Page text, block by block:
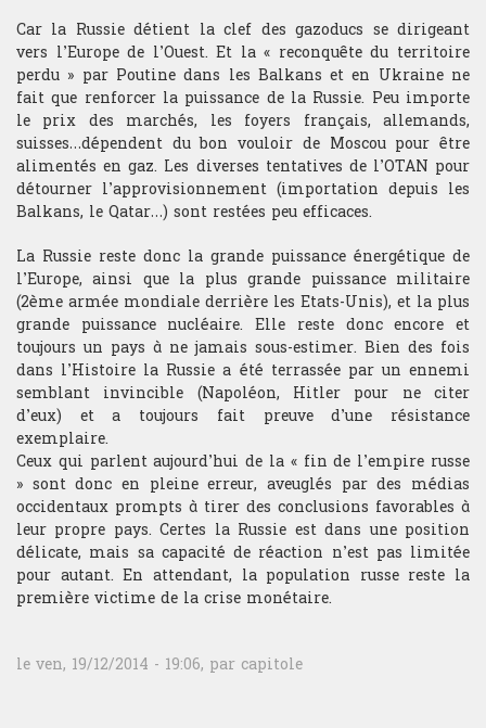
Car la Russie détient la clef des gazoducs se dirigeant
vers l’Europe de l’Ouest. Et la « reconquête du territoire
perdu » par Poutine dans les Balkans et en Ukraine ne
fait que renforcer la puissance de la Russie. Peu importe
le prix des marchés, les foyers français, allemands,
suisses…dépendent du bon vouloir de Moscou pour être
alimentés en gaz. Les diverses tentatives de l’OTAN pour
détourner l’approvisionnement (importation depuis les
Balkans, le Qatar…) sont restées peu efficaces.
La Russie reste donc la grande puissance énergétique de
l’Europe, ainsi que la plus grande puissance militaire
(2ème armée mondiale derrière les Etats-Unis), et la plus
grande puissance nucléaire. Elle reste donc encore et
toujours un pays à ne jamais sous-estimer. Bien des fois
dans l’Histoire la Russie a été terrassée par un ennemi
semblant invincible (Napoléon, Hitler pour ne citer
d’eux) et a toujours fait preuve d’une résistance
exemplaire.
Ceux qui parlent aujourd’hui de la « fin de l’empire russe
» sont donc en pleine erreur, aveuglés par des médias
occidentaux prompts à tirer des conclusions favorables à
leur propre pays. Certes la Russie est dans une position
délicate, mais sa capacité de réaction n’est pas limitée
pour autant. En attendant, la population russe reste la
première victime de la crise monétaire.
le ven, 19/12/2014 - 19:06, par capitole